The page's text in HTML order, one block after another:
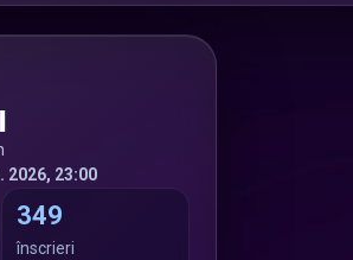
2026, 23:00
349
înscrieri